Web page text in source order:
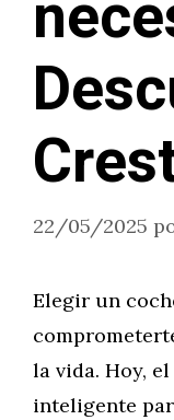
22/05/2025
Elegir un
la vida. Hoy, el
inteligente